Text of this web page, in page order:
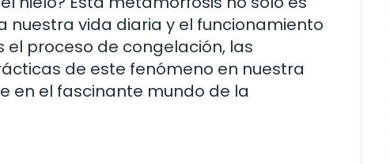
vida diaria y el funcionamiento
proceso de congelación, las
de este fenómeno en nuestra
en el fascinante mundo de la